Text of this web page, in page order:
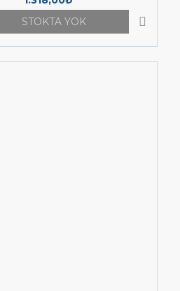
STOKTA YOK